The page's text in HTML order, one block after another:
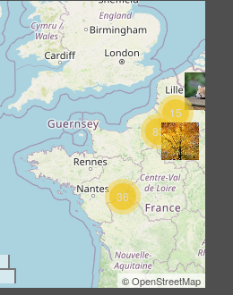
83
15
36
©OpenStreetMap